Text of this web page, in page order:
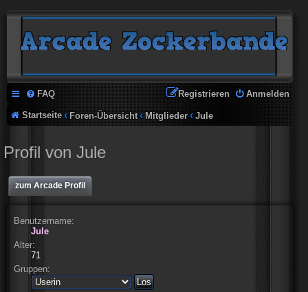
FAQ Anmelden
Registrieren
Startseite Foren-Übersicht Mitglieder Jule
Profil von Jule
zum Arcade Profil
Benutzername:
Jule
Alter:
71
Gruppen: